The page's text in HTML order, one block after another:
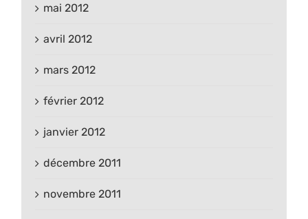
mai 2012
avril 2012
mars 2012
février 2012
janvier 2012
décembre 2011
novembre 2011